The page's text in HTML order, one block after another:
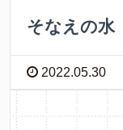
そなえの水
2022.05.30